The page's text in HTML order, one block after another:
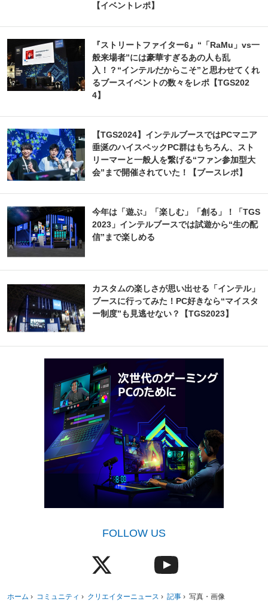
【イベントレポ】
『ストリートファイター6』“「RaMu」vs一
般来場者”には豪華すぎるあの人も乱
入！？“インテルだからこそ”と思わせてくれ
るブースイベントの数々をレポ【TGS202
4】
【TGS2024】インテルブースではPCマニア
垂涎のハイスペックPC群はもちろん、スト
リーマーと一般人を繋げる“ファン参加型大
会”まで開催されていた！【ブースレポ】
今年は「遊ぶ」「楽しむ」「創る」！「TGS
2023」インテルブースでは試遊から“生の配
信”まで楽しめる
カスタムの楽しさが思い出せる「インテル」
ブースに行ってみた！PC好きなら“マイスタ
ー制度”も見逃せない？【TGS2023】
FOLLOW US
ホーム › コミュニティ › クリエイターニュース › 記事 › 写真・画像